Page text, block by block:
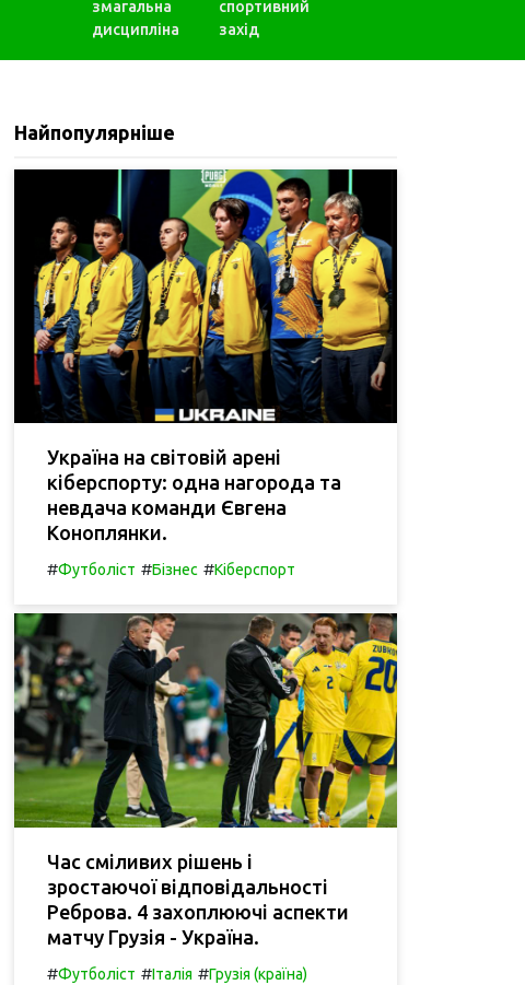
змагальна
дисципліна
спортивний
захід
Найпопулярніше
Україна на світовій арені
кіберспорту: одна нагорода та
невдача команди Євгена
Коноплянки.
#Футболіст #Бізнес #Кіберспорт
Час сміливих рішень і
зростаючої відповідальності
Реброва. 4 захоплюючі аспекти
матчу Грузія - Україна.
#Футболіст #Італія #Грузія (країна)